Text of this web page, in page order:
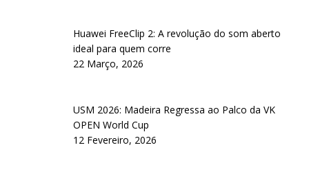
Huawei FreeClip 2: A revolução do som aberto
ideal para quem corre
22 Março, 2026
USM 2026: Madeira Regressa ao Palco da VK
OPEN World Cup
12 Fevereiro, 2026